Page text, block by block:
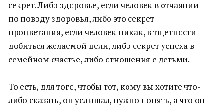
секрет. Либо здоровье, если человек в отчаянии
по поводу здоровья, либо это секрет
процветания, если человек никак, в тщетности
добиться желаемой цели, либо секрет успеха в
семейном счастье, либо отношения с детьми.
То есть, для того, чтобы тот, кому вы хотите что-
либо сказать, он услышал, нужно понять, а что он